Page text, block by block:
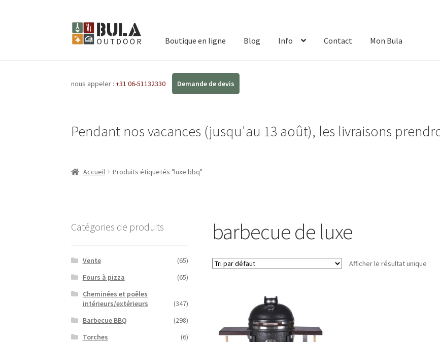
Boutique en ligne Blog Info Contact Mon Bula
nous appeler :+31 06-51132330
Pendant nos vacances (jusqu'au 13 août), les livraisons
Accueil Produits étiquetés "luxe bbq"
barbecue de luxe
Afficher le résultat unique
Catégories de produits
Vente
(65)
Fours à pizza
(65)
Cheminées et poêles
intérieurs/extérieurs
(347)
Barbecue BBQ
(298)
Torches
(6)